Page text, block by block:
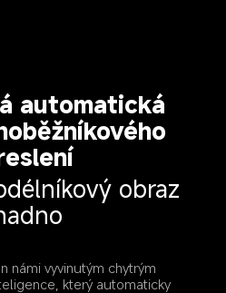
automatická
obraz
námi vyvinutým chytrým
který automaticky